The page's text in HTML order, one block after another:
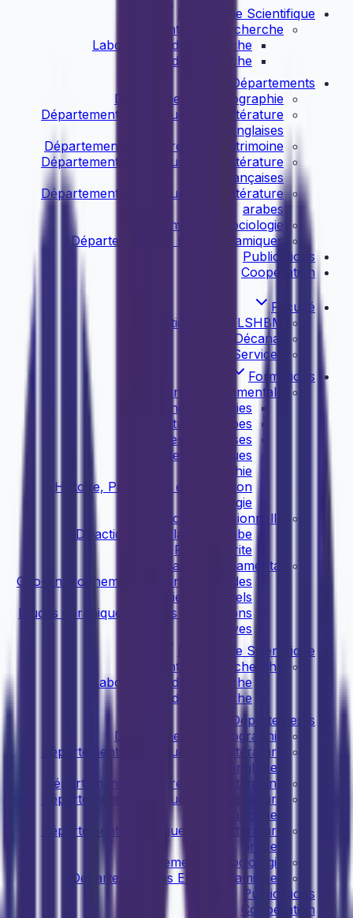
Recherche Scientifique
Entités de recherche
Laboratoires de recherche
Equipes de recherche
Départements
Département de Géographie
Département de Langue et de Littérature
Anglaises
Département d'Histoire et de Patrimoine
Département de Langue et de Littérature
françaises
Département de Langue et de Littérature
arabes
Département de Sociologie
Département des Etudes Islamiques
Publications
Coopération
Faculté
Présentation de la FLSHBM
Décanat
Services
Formations
Licence Fondamentale
English Studies
Etudes Arabes
Etudes Françaises
Etudes Islamiques
Géographie
Histoire, Patrimoine et Civilisation
Sociolologie
Licence Professionnelle
Didactique de la langue arabe
Presse écrite
Master Fondamental
Géo-Environnement et Dynamique des
Milieux Naturels
Etudes coraniques et leurs applications
cognitives
Recherche Scientifique
Entités de recherche
Laboratoires de recherche
Equipes de recherche
Départements
Département de Géographie
Département de Langue et de Littérature
Anglaises
Département d'Histoire et de Patrimoine
Département de Langue et de Littérature
françaises
Département de Langue et de Littérature
arabes
Département de Sociologie
Département des Etudes Islamiques
Publications
Coopération